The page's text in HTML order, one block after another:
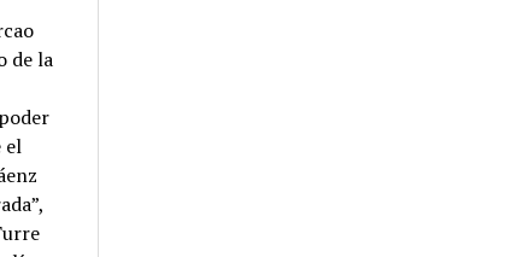
de la
el